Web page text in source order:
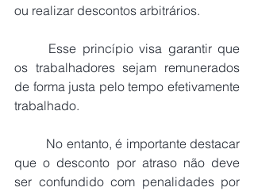
ou realizar descontos arbitrários.
os trabalhadores sejam remunerados
de forma justa pelo tempo efetivamente
trabalhado.
que o desconto por atraso não deve
ser confundido com penalidades por